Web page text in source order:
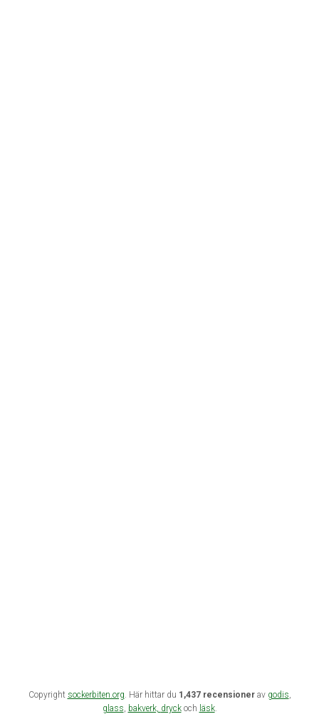
Copyright sockerbiten.org. Här hittar du 1,437 recensionerav godis,
glass, bakverk, dryckoch läsk.